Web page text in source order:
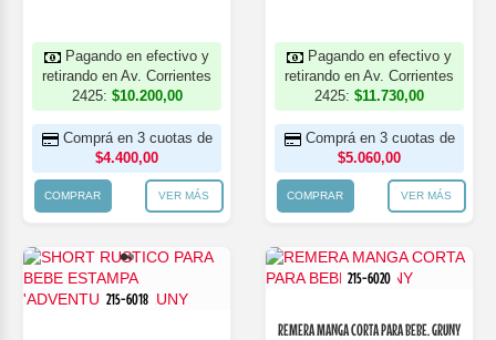
Pagando en efectivo y
retirando en Av. Corrientes
2425: $10.200,00
Comprá en 3 cuotas de
$4.400,00
COMPRAR VER MÁS
Pagando en efectivo y
retirando en Av. Corrientes
2425: $11.730,00
Comprá en 3 cuotas de
$5.060,00
COMPRAR VER MÁS
215-6018
215-6020
REMERA MANGA CORTA PARA BEBE. GRUNY